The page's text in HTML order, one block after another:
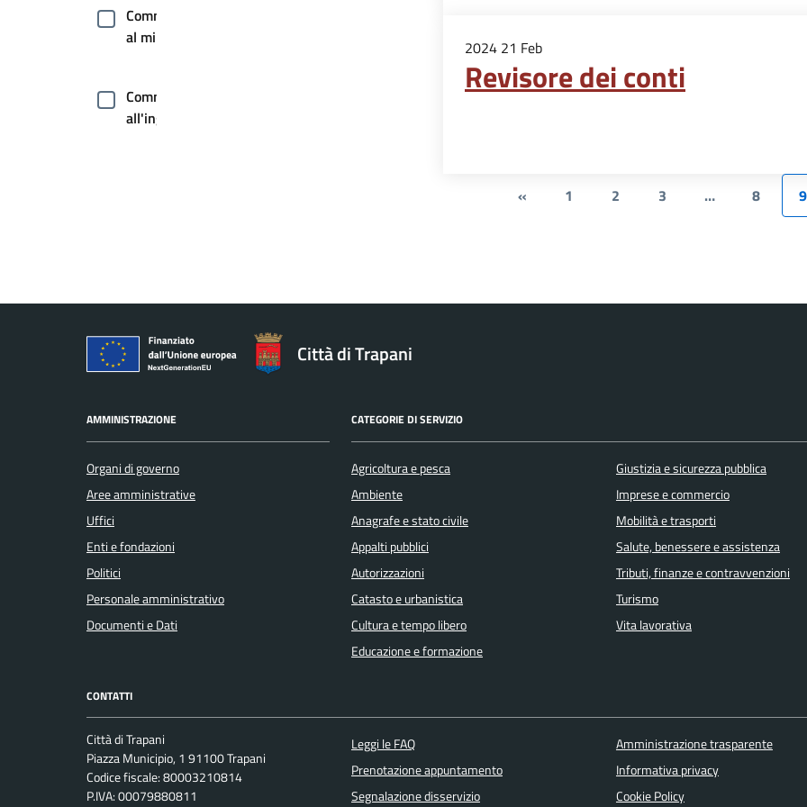
Commercio
al minuto
Commercio
all'ingrosso
Comunicazione
politica
Concorsi
Covid-
19
Energie
Estero
Foreste
2024 21 Feb
Revisore dei conti
« 1 2 3 … 8 9
Città di Trapani
AMMINISTRAZIONE
Organi di governo
Aree amministrative
Uffici
Enti e fondazioni
Politici
Personale amministrativo
Documenti e Dati
CATEGORIE DI SERVIZIO
Agricoltura e pesca
Ambiente
Anagrafe e stato civile
Appalti pubblici
Autorizzazioni
Catasto e urbanistica
Cultura e tempo libero
Educazione e formazione
Giustizia e sicurezza pubblica
Imprese e commercio
Mobilità e trasporti
Salute, benessere e assistenza
Tributi, finanze e contravvenzioni
Turismo
Vita lavorativa
CONTATTI
Città di Trapani
Piazza Municipio, 1 91100 Trapani
Codice fiscale: 80003210814
P.IVA: 00079880811
Leggi le FAQ
Prenotazione appuntamento
Segnalazione disservizio
Amministrazione trasparente
Informativa privacy
Cookie Policy